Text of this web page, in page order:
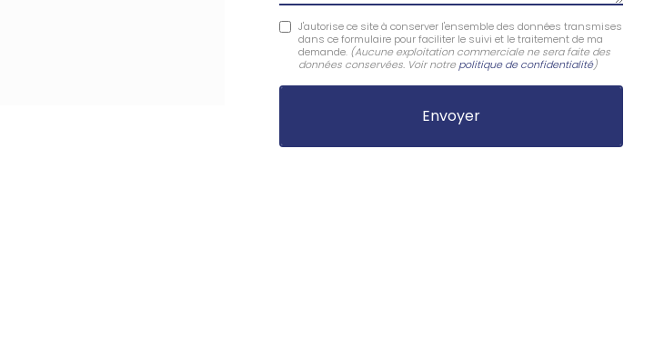
J'autorise ce site à conserver l'ensemble des données transmises
dans ce formulaire pour faciliter le suivi et le traitement de ma
demande. (Aucune exploitation commerciale ne sera faite des
données conservées. Voir notre politique de confidentialité)